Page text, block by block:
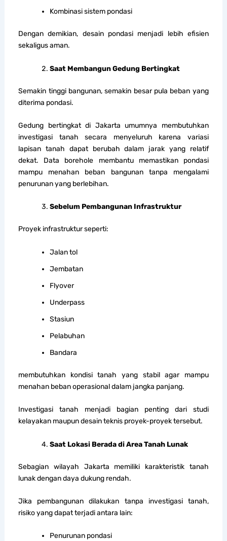
Kombinasi sistem pondasi
Dengan demikian, desain pondasi menjadi lebih efisien
sekaligus aman.
Saat Membangun Gedung Bertingkat
Semakin tinggi bangunan, semakin besar pula beban yang
diterima pondasi.
Gedung bertingkat di Jakarta umumnya membutuhkan
investigasi tanah secara menyeluruh karena variasi
lapisan tanah dapat berubah dalam jarak yang relatif
dekat. Data borehole membantu memastikan pondasi
mampu menahan beban bangunan tanpa mengalami
penurunan yang berlebihan.
Sebelum Pembangunan Infrastruktur
Proyek infrastruktur seperti:
Jalan tol
Jembatan
Flyover
Underpass
Stasiun
Pelabuhan
Bandara
membutuhkan kondisi tanah yang stabil agar mampu
menahan beban operasional dalam jangka panjang.
Investigasi tanah menjadi bagian penting dari studi
kelayakan maupun desain teknis proyek-proyek tersebut.
Saat Lokasi Berada di Area Tanah Lunak
Sebagian wilayah Jakarta memiliki karakteristik tanah
lunak dengan daya dukung rendah.
Jika pembangunan dilakukan tanpa investigasi tanah,
risiko yang dapat terjadi antara lain:
Penurunan pondasi